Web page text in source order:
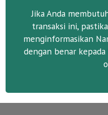
Jika Anda
transaksi ini,
menginformasikan
dengan benar